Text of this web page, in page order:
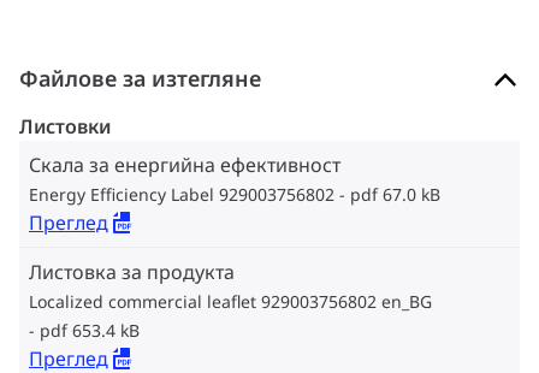
Файлове за изтегляне
Листовки
Скала за енергийна ефективност
Energy Efficiency Label 929003756802 pdf 67.0 kB
Преглед
Листовка за продукта
Localized commercial leaflet 929003756802 en_BG
pdf 653.4 kB
Преглед